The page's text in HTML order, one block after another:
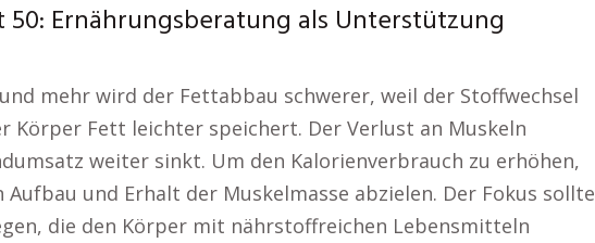
50: Ernährungsberatung als Unterstützung
mehr wird der Fettabbau schwerer, weil der Stoffwechsel
Körper Fett leichter speichert. Der Verlust an Muskeln
weiter sinkt. Um den Kalorienverbrauch zu erhöhen,
und Erhalt der Muskelmasse abzielen. Der Fokus sollte
die den Körper mit nährstoffreichen Lebensmitteln